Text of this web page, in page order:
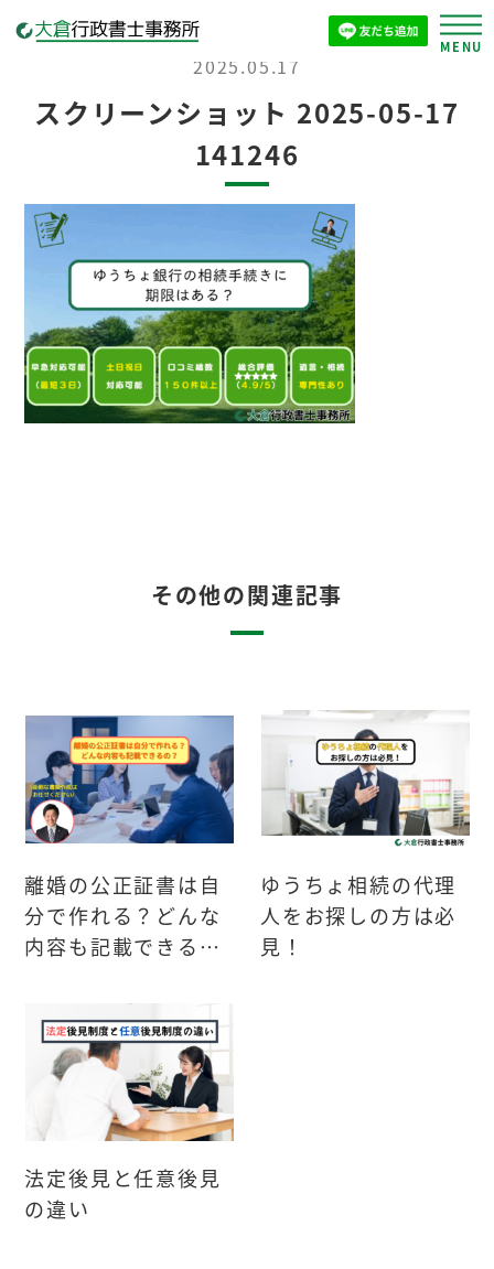
2025.05.17
スクリーンショット 2025-05-17
141246
その他の関連記事
離婚の公正証書は自
分で作れる？どんな
内容も記載できる
ゆうちょ相続の代理
人をお探しの方は必
見！
法定後見と任意後見
の違い